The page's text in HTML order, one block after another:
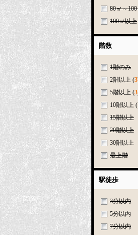
80㎡～
100㎡以上
階数
1階のみ
2階以上 (3
5階以上 (3
10階以上 (
15階以上
20階以上
30階以上
最上階
駅徒歩
3分以内
5分以内
7分以内